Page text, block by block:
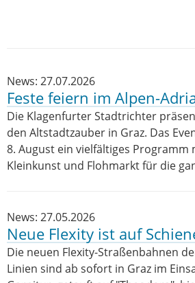
News: 27.07.2026
Feste feiern im Alpen-
Die Klagenfurter Stadtrichter
den Altstadtzauber in Graz. Das
8. August ein vielfältiges Programm
Kleinkunst und Flohmarkt für die
News: 27.05.2026
Neue Flexity ist auf
Die neuen Flexity-Straßenbahnen
Linien sind ab sofort in Graz im